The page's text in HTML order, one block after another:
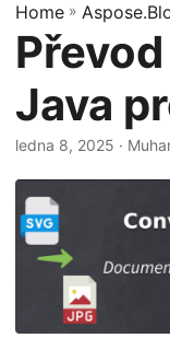
t
n
a
a
c
Home »
Java
ledna 8, 2025 ·